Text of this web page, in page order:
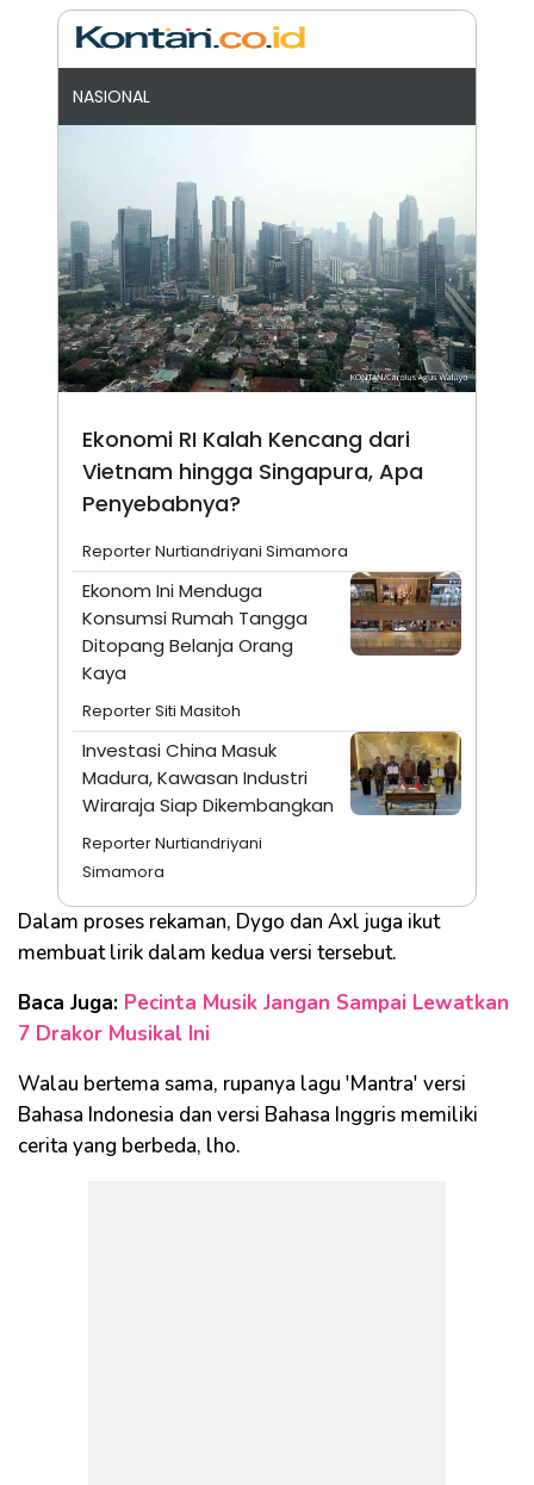
NASIONAL
Ekonomi RI Kalah Kencang dari
Vietnam hingga Singapura, Apa
Penyebabnya?
Reporter Nurtiandriyani Simamora
Ekonom Ini Menduga
Konsumsi Rumah Tangga
Ditopang Belanja Orang
Kaya
Reporter Siti Masitoh
Investasi China Masuk
Madura, Kawasan Industri
Wiraraja Siap Dikembangkan
Reporter Nurtiandriyani
Simamora
Dalam proses rekaman, Dygo dan Axl juga ikut
membuat lirik dalam kedua versi tersebut.
Baca Juga: Pecinta Musik Jangan Sampai Lewatkan
7 Drakor Musikal Ini
Walau bertema sama, rupanya lagu 'Mantra' versi
Bahasa Indonesia dan versi Bahasa Inggris memiliki
cerita yang berbeda, lho.